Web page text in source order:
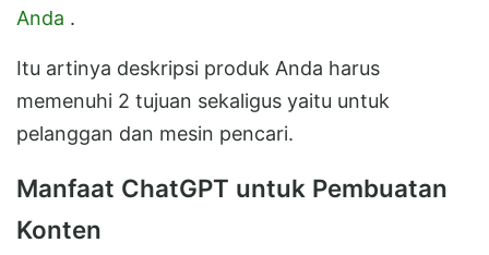
Anda .
Itu artinya deskripsi produk Anda harus
memenuhi 2 tujuan sekaligus yaitu untuk
pelanggan dan mesin pencari.
Manfaat ChatGPT untuk Pembuatan
Konten